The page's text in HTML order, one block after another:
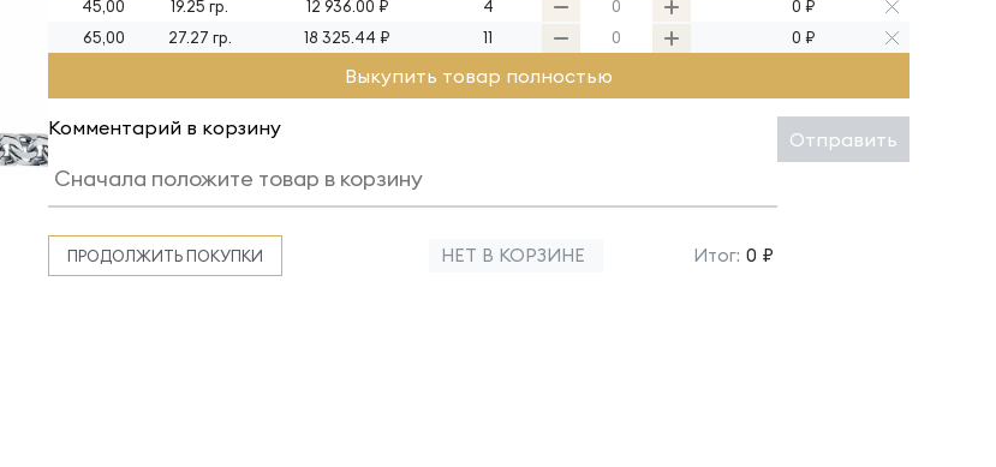
45,00
19.25 гр. 12 936.00 ₽ 4
0 ₽
65,00
27.27 гр. 18 325.44 ₽ 11 0 ₽
Выкупить товар полностью
Комментарий в корзину Отправить
ПРОДОЛЖИТЬ ПОКУПКИ НЕТ В КОРЗИНЕ Итог: 0 ₽